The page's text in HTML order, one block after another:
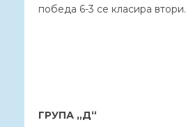
победа 6-3 се класира втори.
ГРУПА „Д“